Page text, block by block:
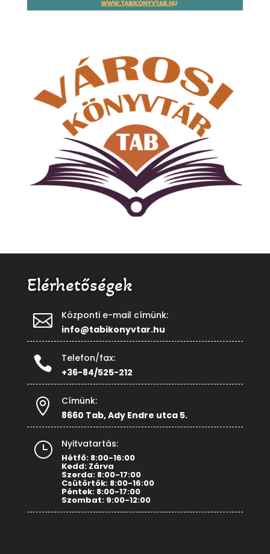
Elérhetőségek

Központi e-mail címünk:
info@tabikonyvtar.hu

Telefon/fax:
+36-84/525-212

Címünk:
8660 Tab, Ady Endre utca 5.
} Nyitvatartás:
Hétfő: 8:00-16:00
Kedd: Zárva
Szerda: 8:00-17:00
Csütörtök: 8:00-16:00
Péntek: 8:00-17:00
Szombat: 9:00-12:00